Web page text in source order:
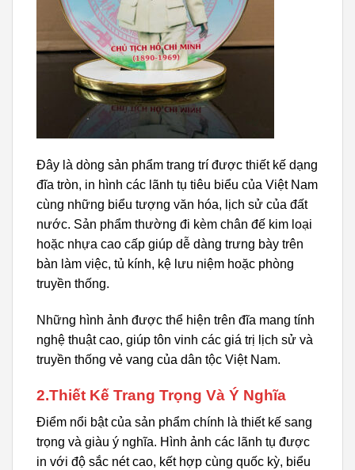
Đây là dòng sản phẩm trang trí được thiết kế dạng
đĩa tròn, in hình các lãnh tụ tiêu biểu của Việt Nam
cùng những biểu tượng văn hóa, lịch sử của đất
nước. Sản phẩm thường đi kèm chân đế kim loại
hoặc nhựa cao cấp giúp dễ dàng trưng bày trên
bàn làm việc, tủ kính, kệ lưu niệm hoặc phòng
truyền thống.
Những hình ảnh được thể hiện trên đĩa mang tính
nghệ thuật cao, giúp tôn vinh các giá trị lịch sử và
truyền thống vẻ vang của dân tộc Việt Nam.
2.Thiết Kế Trang Trọng Và Ý Nghĩa
Điểm nổi bật của sản phẩm chính là thiết kế sang
trọng và giàu ý nghĩa. Hình ảnh các lãnh tụ được
in với độ sắc nét cao, kết hợp cùng quốc kỳ, biểu